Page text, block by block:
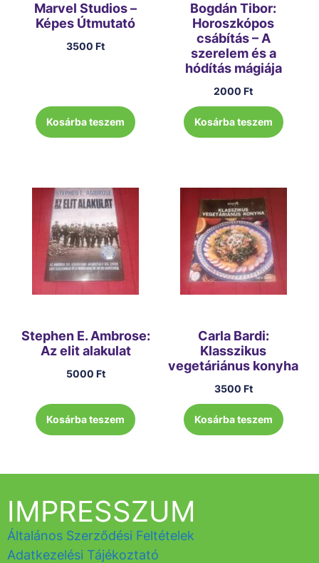
Marvel Studios –
Képes Útmutató
3500Ft
Kosárba teszem
Bogdán Tibor:
Horoszkópos
csábítás – A
szerelem és a
hódítás mágiája
2000Ft
Kosárba teszem
Stephen E. Ambrose:
Az elit alakulat
5000 Ft
Kosárba teszem
Carla Bardi:
Klasszikus
vegetáriánus konyha
3500 Ft
Kosárba teszem
IMPRESSZUM
Általános Szerződési Feltételek
Adatkezelési Tájékoztató